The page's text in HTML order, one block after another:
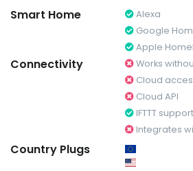
Smart Home
Alexa
Google
Apple
Connectivity
Works
Cloud
Cloud API
IFTTT support
Integrates
Country Plugs